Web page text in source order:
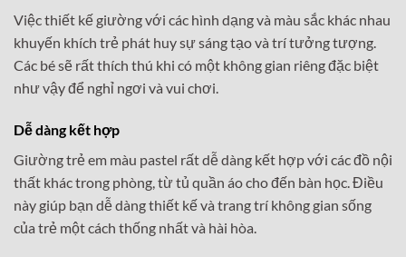
Việc thiết kế giường với các hình dạng và màu sắc khác nhau
khuyến khích trẻ phát huy sự sáng tạo và trí tưởng tượng.
Các bé sẽ rất thích thú khi có một không gian riêng đặc biệt
như vậy để nghỉ ngơi và vui chơi.
Dễ dàng kết hợp
Giường trẻ em màu pastel rất dễ dàng kết hợp với các đồ nội
thất khác trong phòng, từ tủ quần áo cho đến bàn học. Điều
này giúp bạn dễ dàng thiết kế và trang trí không gian sống
của trẻ một cách thống nhất và hài hòa.